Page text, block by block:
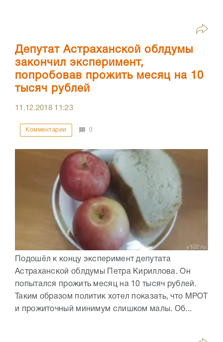
Депутат Астраханской облдумы
закончил эксперимент,
попробовав прожить месяц на 10
тысяч рублей
11.12.2018 11:23
Комментарии 0
Подошёл к концу эксперимент депутата
Астраханской облдумы Петра Кириллова. Он
попытался прожить месяц на 10 тысяч рублей.
Таким образом политик хотел показать, что МРОТ
и прожиточный минимум слишком малы. Об...